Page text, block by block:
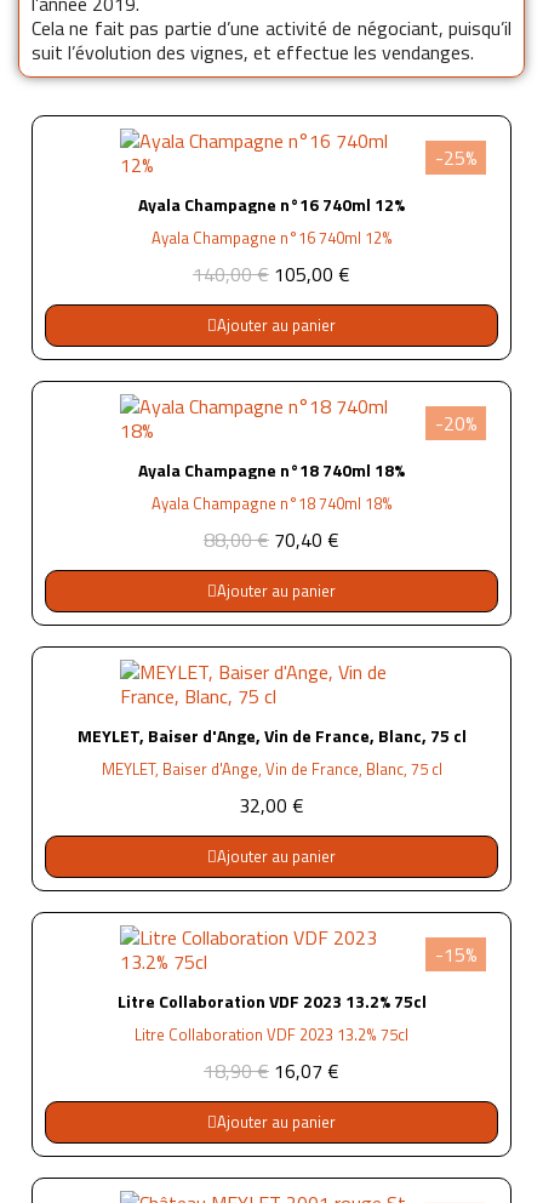
Cela ne fait pas partie d’une activité de négociant, puisqu’il
suit l’évolution des vignes, et effectue les vendanges.
-25%
Ayala Champagne n°16 740ml 12%
Ayala Champagne n°16 740ml 12%
140,00 € 105,00 €
Ajouter au panier
-20%
Ayala Champagne n°18 740ml 18%
Ayala Champagne n°18 740ml 18%
88,00 € 70,40 €
Ajouter au panier
MEYLET, Baiser d'Ange, Vin de France, Blanc, 75 cl
MEYLET, Baiser d'Ange, Vin de France, Blanc, 75 cl
32,00 €
Ajouter au panier
-15%
Litre Collaboration VDF 2023 13.2% 75cl
Litre Collaboration VDF 2023 13.2% 75cl
18,90 € 16,07 €
Ajouter au panier